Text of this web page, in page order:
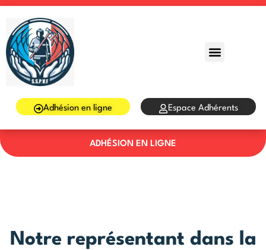
Adhésion en ligne Espace Adhérents
ADHÉSION EN LIGNE
Notre représentant dans la